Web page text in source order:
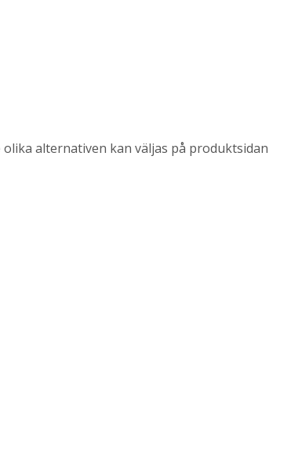
alternativen kan väljas på produktsidan